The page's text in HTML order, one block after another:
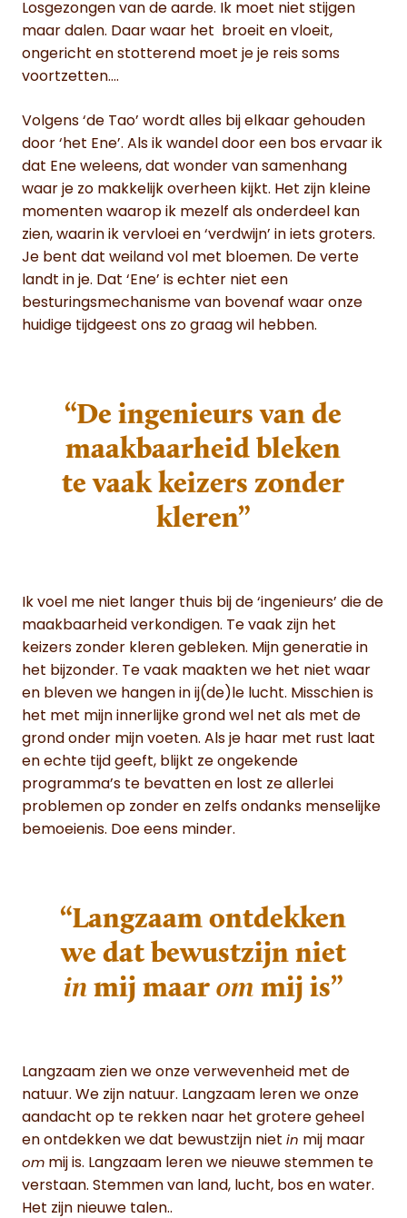
Losgezongen van de aarde. Ik moet niet stijgen
maar dalen. Daar waar het broeit en vloeit,
ongericht en stotterend moet je je reis soms
voortzetten….
Volgens ‘de Tao’ wordt alles bij elkaar gehouden
door ‘het Ene’. Als ik wandel door een bos ervaar ik
dat Ene weleens, dat wonder van samenhang
waar je zo makkelijk overheen kijkt. Het zijn kleine
momenten waarop ik mezelf als onderdeel kan
zien, waarin ik vervloei en ‘verdwijn’ in iets groters.
Je bent dat weiland vol met bloemen. De verte
landt in je. Dat ‘Ene’ is echter niet een
besturingsmechanisme van bovenaf waar onze
huidige tijdgeest ons zo graag wil hebben.
“De ingenieurs van de
maakbaarheid bleken
te vaak keizers zonder
kleren”
Ik voel me niet langer thuis bij de ‘ingenieurs’ die de
maakbaarheid verkondigen. Te vaak zijn het
keizers zonder kleren gebleken. Mijn generatie in
het bijzonder. Te vaak maakten we het niet waar
en bleven we hangen in ij(de)le lucht. Misschien is
het met mijn innerlijke grond wel net als met de
grond onder mijn voeten. Als je haar met rust laat
en echte tijd geeft, blijkt ze ongekende
programma’s te bevatten en lost ze allerlei
problemen op zonder en zelfs ondanks menselijke
bemoeienis. Doe eens minder.
“Langzaam ontdekken
we dat bewustzijn niet
inmij maarom mij is”
Langzaam zien we onze verwevenheid met de
natuur. We zijn natuur. Langzaam leren we onze
aandacht op te rekken naar het grotere geheel
en ontdekken we dat bewustzijn niet in mij maar
om mij is. Langzaam leren we nieuwe stemmen te
verstaan. Stemmen van land, lucht, bos en water.
Het zijn nieuwe talen..